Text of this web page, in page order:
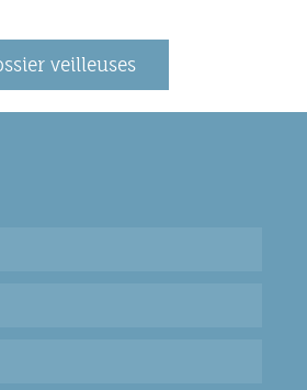
veilleuses